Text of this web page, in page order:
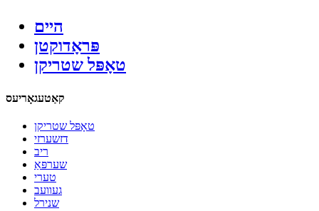
היים
פּראָדוקטן
טאָפּל שטריקן
קאַטעגאָריעס
טאָפּל שטריקן
דזשערזי
ריב
שערפּאַ
טערי
געוועב
שנירל